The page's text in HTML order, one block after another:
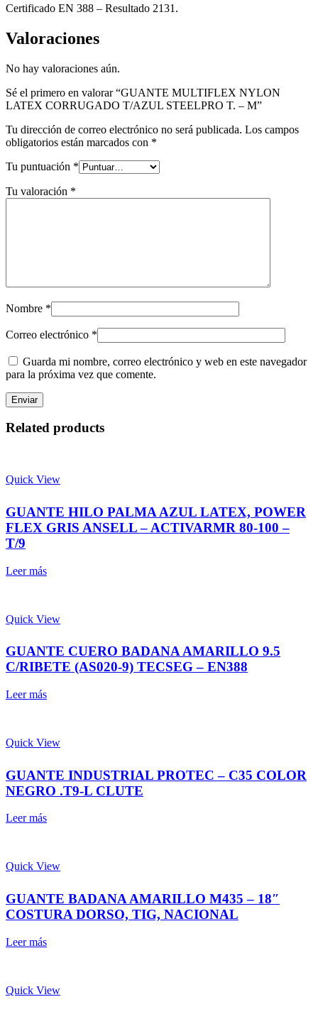
Certificado EN 388 – Resultado 2131.
Valoraciones
No hay valoraciones aún.
Sé el primero en valorar “GUANTE MULTIFLEX NYLON
LATEX CORRUGADO T/AZUL STEELPRO T. – M”
Tu dirección de correo electrónico no será publicada. Los campos
obligatorios están marcados con *
Tu puntuación *
Tu valoración *
Nombre *
Correo electrónico *
Guarda mi nombre, correo electrónico y web en este navegador
para la próxima vez que comente.
Related products
Quick View
GUANTE HILO PALMA AZUL LATEX, POWER
FLEX GRIS ANSELL – ACTIVARMR 80-100 –
T/9
Leer más
Quick View
GUANTE CUERO BADANA AMARILLO 9.5
C/RIBETE (AS020-9) TECSEG – EN388
Leer más
Quick View
GUANTE INDUSTRIAL PROTEC – C35 COLOR
NEGRO .T9-L CLUTE
Leer más
Quick View
GUANTE BADANA AMARILLO M435 – 18″
COSTURA DORSO, TIG, NACIONAL
Leer más
Quick View